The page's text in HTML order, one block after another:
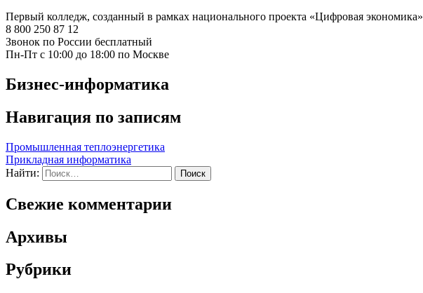
Первый колледж, созданный в рамках национального проекта «Цифровая экономика»
8 800 250 87 12
Звонок по России бесплатный
Пн-Пт с 10:00 до 18:00 по Москве
Бизнес-информатика
Навигация по записям
Промышленная теплоэнергетика
Прикладная информатика
Найти:
Свежие комментарии
Архивы
Рубрики